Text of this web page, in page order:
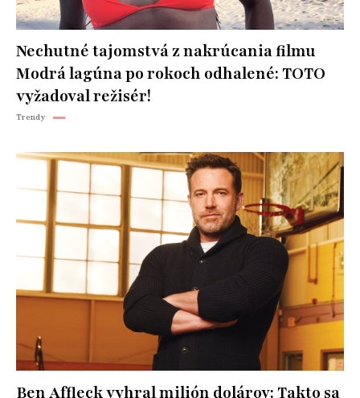
Nechutné tajomstvá z nakrúcania filmu
Modrá lagúna po rokoch odhalené: TOTO
vyžadoval režisér!
Trendy
Ben Affleck vyhral milión dolárov: Takto sa